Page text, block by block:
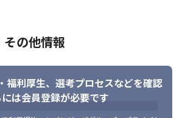
徒歩10分
、Gmail、Googleカレンダー、Google
ット、Google Meet、Zoom、Webexなど
の他情報
利厚生、 選考プロセスなどを確認
は会員登録が必要です